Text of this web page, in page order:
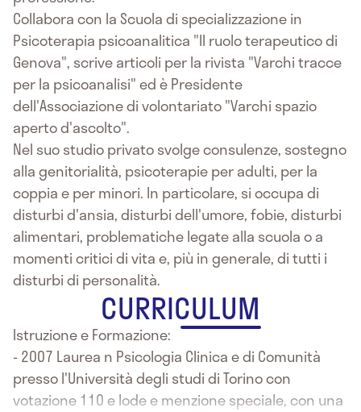
Collabora con la Scuola di specializzazione in
Psicoterapia psicoanalitica "Il ruolo terapeutico di
Genova", scrive articoli per la rivista "Varchi tracce
per la psicoanalisi" ed è Presidente
dell'Associazione di volontariato "Varchi spazio
aperto d'ascolto".
Nel suo studio privato svolge consulenze, sostegno
alla genitorialità, psicoterapie per adulti, per la
coppia e per minori. In particolare, si occupa di
disturbi d'ansia, disturbi dell'umore, fobie, disturbi
alimentari, problematiche legate alla scuola o a
momenti critici di vita e, più in generale, di tutti i
disturbi di personalità.
CURRICULUM
Istruzione e Formazione:
- 2007 Laurea n Psicologia Clinica e di Comunità
presso l'Università degli studi di Torino con
votazione 110 e lode e menzione speciale, con una